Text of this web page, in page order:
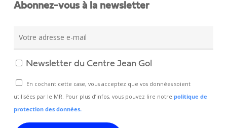
Abonnez-vous à la newsletter
Newsletter du Centre Jean Gol
En cochant cette case, vous acceptez que vos données soient
utilisées par le MR. Pour plus d’infos, vous pouvez lire notrepolitique de
protection des données.